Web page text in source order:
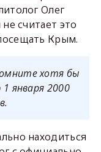
Олег
считает это
Крым.
хотя бы
1 января 2000
находиться